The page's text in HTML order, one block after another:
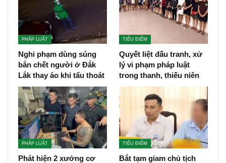
PHÁP LUẬT
Nghi phạm dùng súng
bắn chết người ở Đắk
Lắk thay áo khi tẩu thoát
TIÊU ĐIỂM
Quyết liệt đấu tranh, xử
lý vi phạm pháp luật
trong thanh, thiếu niên
PHÁP LUẬT
Phát hiện 2 xưởng cơ
TIÊU ĐIỂM
Bắt tạm giam chủ tịch